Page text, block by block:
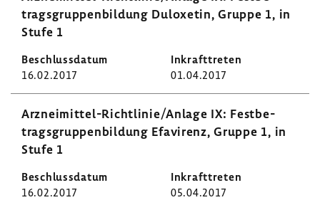
trags­grup­pen­bil­dung Dulo­xetin, Gruppe 1, in
Stufe 1
16.02.2017 01.04.2017
Arzneimittel-​Richtlinie/Anlage IX: Fest­be­
trags­grup­pen­bil­dung Efavi­renz, Gruppe 1, in
Stufe 1
16.02.2017 05.04.2017